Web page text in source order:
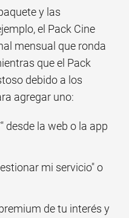
y las
el Pack Cine
mensual que ronda
que el Pack
debido a los
agregar uno:
desde la web o la app
mi servicio" o
de tu interés y